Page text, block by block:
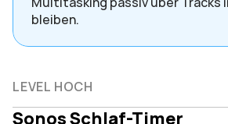
bleiben.
LEVEL HOCH
Sonos Schlaf-Timer